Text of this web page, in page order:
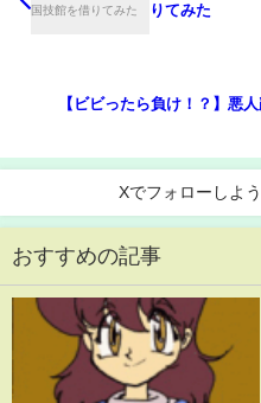
りてみた
【ビビったら負け！？】悪
Xでフォローしよう
おすすめの記事